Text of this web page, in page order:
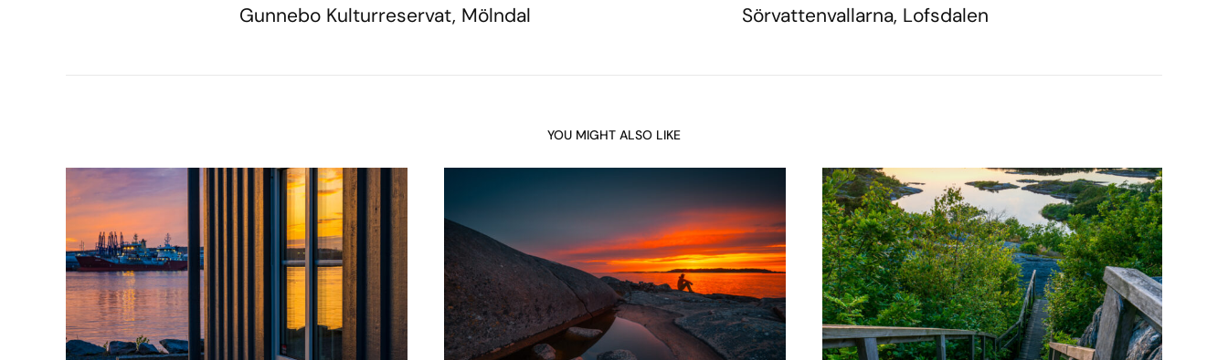
Gunnebo Kulturreservat, Mölndal Sörvattenvallarna, Lofsdalen
YOU MIGHT ALSO LIKE